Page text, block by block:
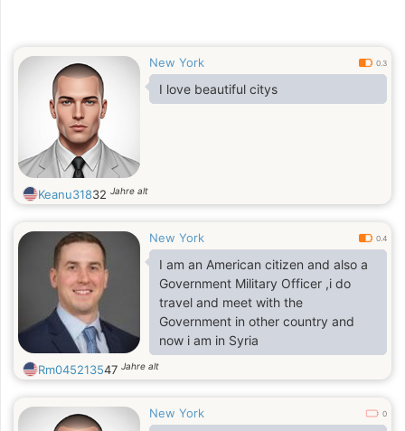
New York 0.3
I love beautiful citys
Keanu31832 Jahre alt
New York 0.4
I am an American citizen and also a
Government Military Officer ,i do
travel and meet with the
Government in other country and
now i am in Syria
Rm045213547 Jahre alt
New York 0